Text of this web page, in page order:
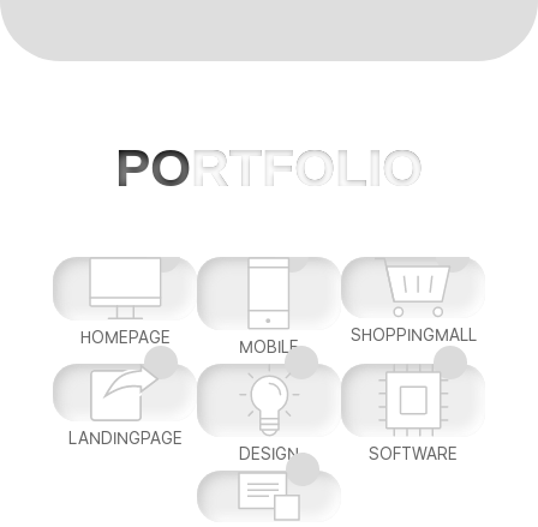
PORTFOLIO
HOMEPAGE MOBILE
SHOPPINGMALL
LANDINGPAGE
DESIGN
SOFTWARE